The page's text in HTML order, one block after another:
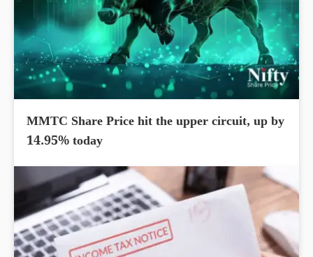
MMTC Share Price hit the upper circuit, up by
14.95% today